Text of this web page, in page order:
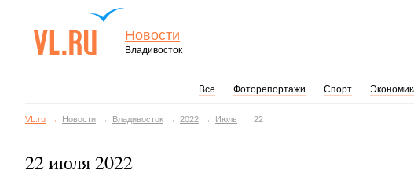
Новости
Владивосток
Все Фоторепортажи Спорт
VL.ru Новости Владивосток 2022 Июль 22
22 июля 2022